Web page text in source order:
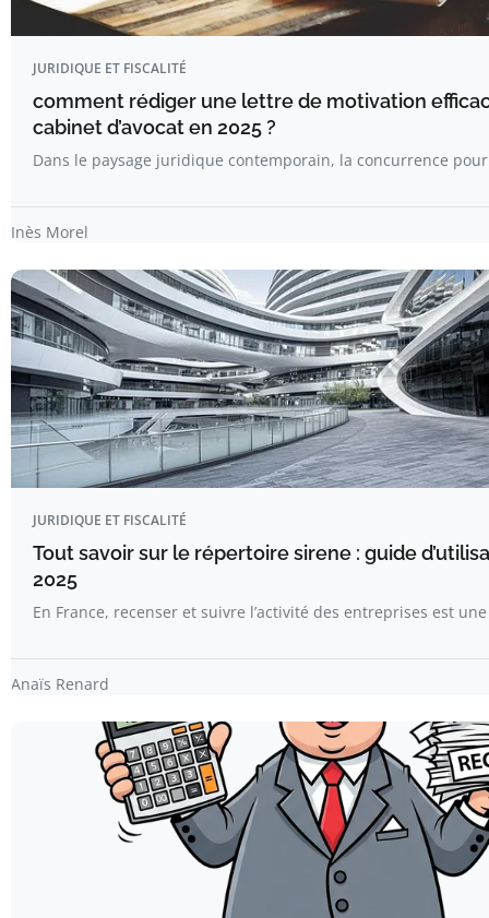
JURIDIQUE ET FISCALITÉ
comment rédiger une lettre de motivation
cabinet d’avocat en 2025 ?
Dans le paysage juridique contemporain, la concurrence
Inès Morel
JURIDIQUE ET FISCALITÉ
Tout savoir sur le répertoire sirene : guide
2025
En France, recenser et suivre l’activité des entreprises est
Anaïs Renard